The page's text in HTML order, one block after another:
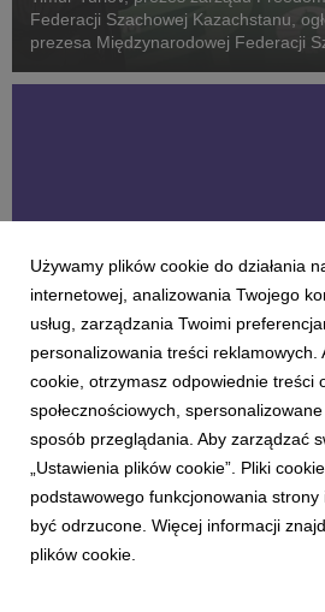
Federacji Szachowej Kazachstanu,
prezesa Międzynarodowej Federacji
Samarkandzie, podczas
AKTUALNOŚCI
Pragmatyzm wygrywa z
Zwroty z inwestycji w AI w
finansowych
21 lipca 2026
Większość dyrektorów finansowych, z
przez ostatnie dwa lata uruchomiła
projekt z obszaru sztucznej
Używamy plików cookie do działania
internetowej, analizowania Twojego
usług, zarządzania Twoimi
personalizowania treści reklamowych.
cookie, otrzymasz odpowiednie treści
społecznościowych,
sposób przeglądania. Aby zarządzać
„Ustawienia plików cookie”. Pliki
podstawowego funkcjonowania
być odrzucone. Więcej informacji
plików cookie.